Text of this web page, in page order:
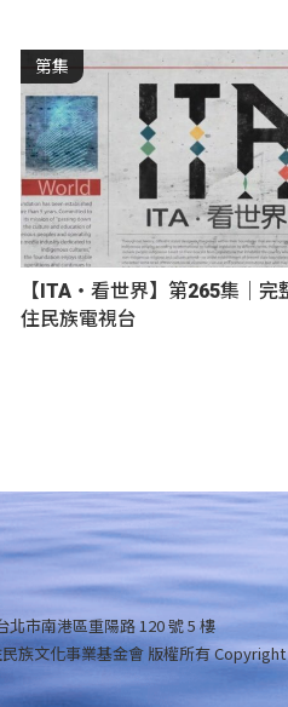
第集
【ITA・看世界】第265集｜完
住民族電視台
北市南港區重陽路 120 號 5 樓
族文化事業基金會 版權所有